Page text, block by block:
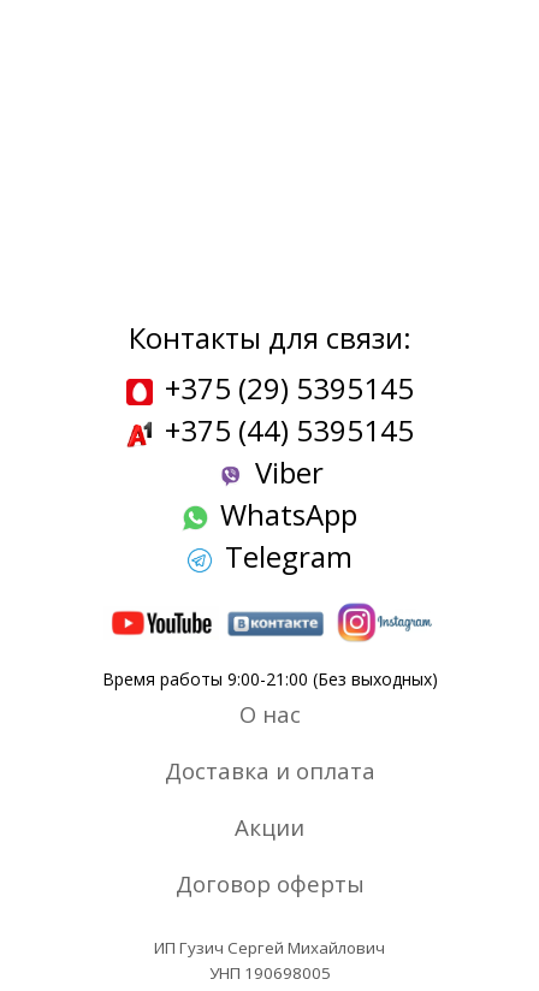
Контакты для связи:
+375 (29) 5395145
+375 (44) 5395145
Viber
WhatsApp
Telegram
Время работы 9:00-21:00 (Без выходных)
О нас
Доставка и оплата
Акции
Договор оферты
ИП Гузич Сергей Михайлович
УНП 190698005